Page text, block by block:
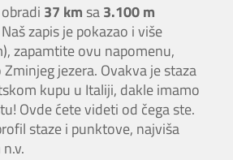
37 km sa3.100 m
zapis je pokazao i više
zapamtite ovu napomenu,
jezera. Ovakva je staza
kupu u Italiji, dakle imamo
Ovde ćete videti od čega ste.
staze i punktove, najviša